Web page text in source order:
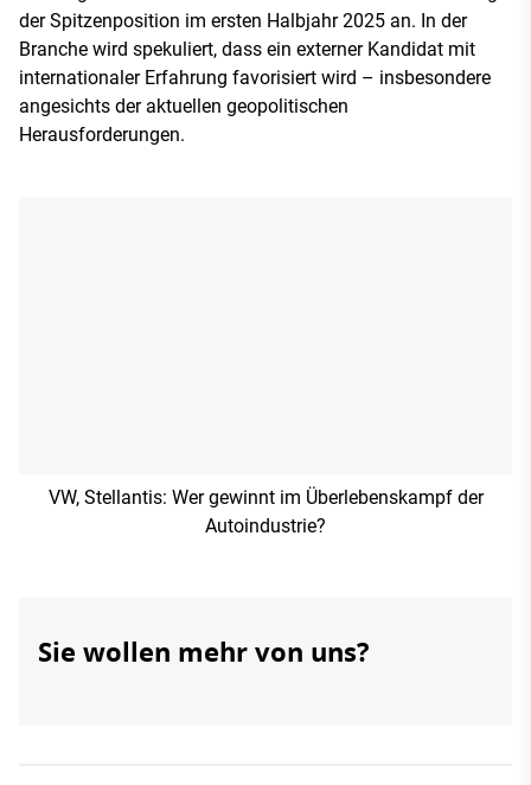
der Spitzenposition im ersten Halbjahr 2025 an. In der
Branche wird spekuliert, dass ein externer Kandidat mit
internationaler Erfahrung favorisiert wird – insbesondere
angesichts der aktuellen geopolitischen
Herausforderungen.
VW, Stellantis: Wer gewinnt im Überlebenskampf der
Autoindustrie?
Sie wollen mehr von uns?